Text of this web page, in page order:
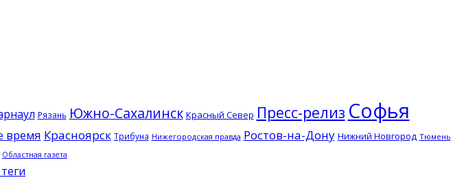
Рязань Южно-Сахалинск Красный Север Пресс-релиз Софья
время Красноярск Трибуна Нижегородская правда Ростов-на-Дону Нижний Новгород Тюмень
Областная газета